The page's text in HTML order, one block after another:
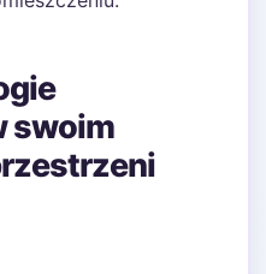
swoim